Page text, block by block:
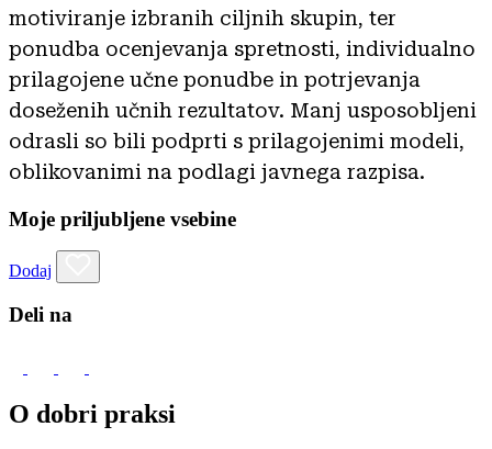
motiviranje izbranih ciljnih skupin, ter
ponudba ocenjevanja spretnosti, individualno
prilagojene učne ponudbe in potrjevanja
doseženih učnih rezultatov. Manj usposobljeni
odrasli so bili podprti s prilagojenimi modeli,
oblikovanimi na podlagi javnega razpisa.
Moje priljubljene vsebine
Dodaj
Deli na
O dobri praksi